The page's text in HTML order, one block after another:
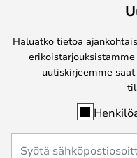
Haluatko tietoa
uutiskirjeemme saat